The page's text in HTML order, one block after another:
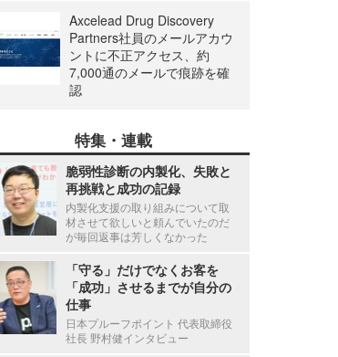
Axcelead Drug Discovery
Partners社員のメールアカウ
ントに不正アクセス、約
7,000通のメールで痕跡を確
認
特集・連載
脆弱性診断の内製化、失敗と
再挑戦と成功の記録
内製化支援の取り組みについて取
材させて欲しいと頼んでいたのだ
が毎回返事は芳しくなかった
「守る」だけでなくお客を
「成功」させるまでが自分の
仕事
日本プルーフポイント 代表取締役
社長 野村健インタビュー